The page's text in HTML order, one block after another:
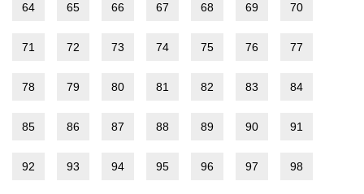
64 65 66 67 68 69 70
71 72 73 74 75 76 77
78 79 80 81 82 83 84
85 86 87 88 89 90 91
92 93 94 95 96 97 98